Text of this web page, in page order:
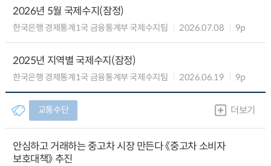
2026년 5월 국제수지(잠정)
한국은행 경제통계1국 금융통계부 국제수지팀 2026.07.08 9p
2025년 지역별 국제수지(잠정)
한국은행 경제통계1국 금융통계부 국제수지팀 2026.06.19 9p
교통수단 더보기
안심하고 거래하는 중고차 시장 만든다 《중고차 소비자
보호대책》 추진